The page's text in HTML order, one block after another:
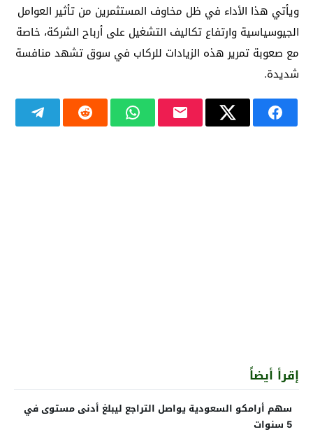
ويأتي هذا الأداء في ظل مخاوف المستثمرين من تأثير العوامل
الجيوسياسية وارتفاع تكاليف التشغيل على أرباح الشركة، خاصة
مع صعوبة تمرير هذه الزيادات للركاب في سوق تشهد منافسة
شديدة.
إقرأ أيضاً
سهم أرامكو السعودية يواصل التراجع ليبلغ أدنى مستوى في
5 سنوات